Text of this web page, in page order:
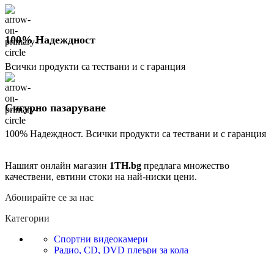
100% Надеждност
Всички продукти са тествани и с гаранция
Сигурно пазаруване
100% Надеждност. Всички продукти са тествани и с гаранция
Нашият онлайн магазин 1TH.bg предлага множество
качествени, евтини стоки на най-ниски цени.
Абонирайте се за нас
Категории
Спортни видеокамери
Радио, CD, DVD плеъри за кола